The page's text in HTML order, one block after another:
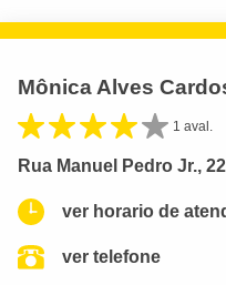
Mônica Alves
1 aval.
Rua Manuel Pedro Jr.,
ver horario de
ver telefone